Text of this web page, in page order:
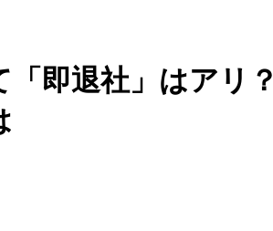
即退社」はアリ？